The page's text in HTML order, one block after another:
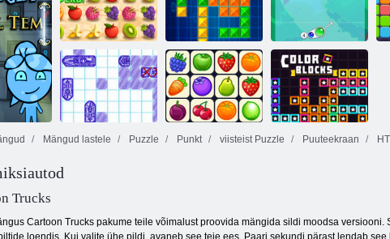
Mahjong Mania Kris Mahjong Liblikas kyodai
Mahlane kriips Telkrix Mullide võlud
Mängud lastele Puzzle Punkt viisteist Puzzle Puuteekraan
Trucks
Cartoon Trucks pakume teile võimalust proovida mängida sildi moodsa
loendis. Kui valite ühe pildi, avaneb see teie ees. Paari sekundi pärast lendab